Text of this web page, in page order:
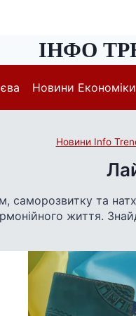
ІНФО
Новини Економіки
Новини Info
та
життя.